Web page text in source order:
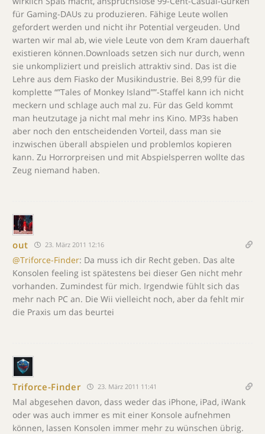
für Gaming-DAUs zu produzieren. Fähige Leute wollen
gefordert werden und nicht ihr Potential vergeuden. Und
warten wir mal ab, wie viele Leute von dem Kram dauerhaft
existieren können.Downloads setzen sich nur durch, wenn
sie unkompliziert und preislich attraktiv sind. Das ist die
Lehre aus dem Fiasko der Musikindustrie. Bei 8,99 für die
komplette “”Tales of Monkey Island””-Staffel kann ich nicht
meckern und schlage auch mal zu. Für das Geld kommt
man heutzutage ja nicht mal mehr ins Kino. MP3s haben
aber noch den entscheidenden Vorteil, dass man sie
inzwischen überall abspielen und problemlos kopieren
kann. Zu Horrorpreisen und mit Abspielsperren wollte das
Zeug niemand haben.
out 23. März 2011 12:16
@Triforce-Finder: Da muss ich dir Recht geben. Das alte
Konsolen feeling ist spätestens bei dieser Gen nicht mehr
vorhanden. Zumindest für mich. Irgendwie fühlt sich das
mehr nach PC an. Die Wii vielleicht noch, aber da fehlt mir
die Praxis um das beurtei
Triforce-Finder 23. März 2011 11:41
Mal abgesehen davon, dass weder das iPhone, iPad, iWank
oder was auch immer es mit einer Konsole aufnehmen
können, lassen Konsolen immer mehr zu wünschen übrig.